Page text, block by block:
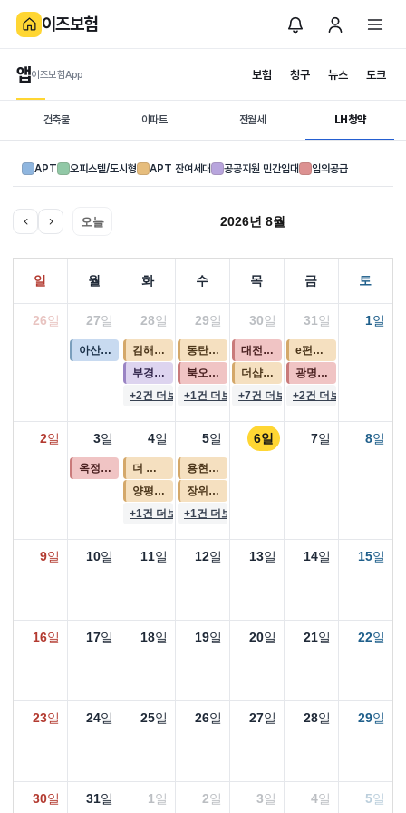
이즈보험
보험 청구 뉴스 토크
앱이즈보험App
생활정보
종합생활서비스
건축물 아파트 전월세 LH청약
일자별 청약 스케줄
오늘7이번주
APT 오피스텔/도시형 APT 잔여세대 공공지원 민간임대 임의공급
오늘 2026년 8월
일 월 화 수 목 금 토
26일 27일
아산테크노밸리 더원 7차 (Ab4BL)
28일
김해 신문 센트럴 아이파크
부경경마공원역 대방 디에트르 더리버(AP1BL)
+2건 더보기
29일
동탄신도시 금강펜테리움 6차 센트럴파크(A59BL) (3차)
북오산자이 드포레
+1건 더보기
30일
대전 에테르 스위첸(5차)
더샵 송도그란테르 G5-11블록
+7건 더보기
31일
e편한세상 동탄 파크아너스 A56블럭(2회차)
광명 소하 파크타워(4차)
+2건 더보기
1일
2일 3일
옥정중앙역 대방 디에트르(중상1, 복합1BL) (3차)
4일
더 리치먼드 미아(2차)
양평역 한라비발디 2단지
+1건 더보기
5일
용현자이 크레스트(2차)
장위 푸르지오 마크원
+1건 더보기
6일 7일 8일
9일 10일 11일 12일 13일 14일 15일
16일 17일 18일 19일 20일 21일 22일
23일 24일 25일 26일 27일 28일 29일
30일 31일 1일 2일 3일 4일 5일